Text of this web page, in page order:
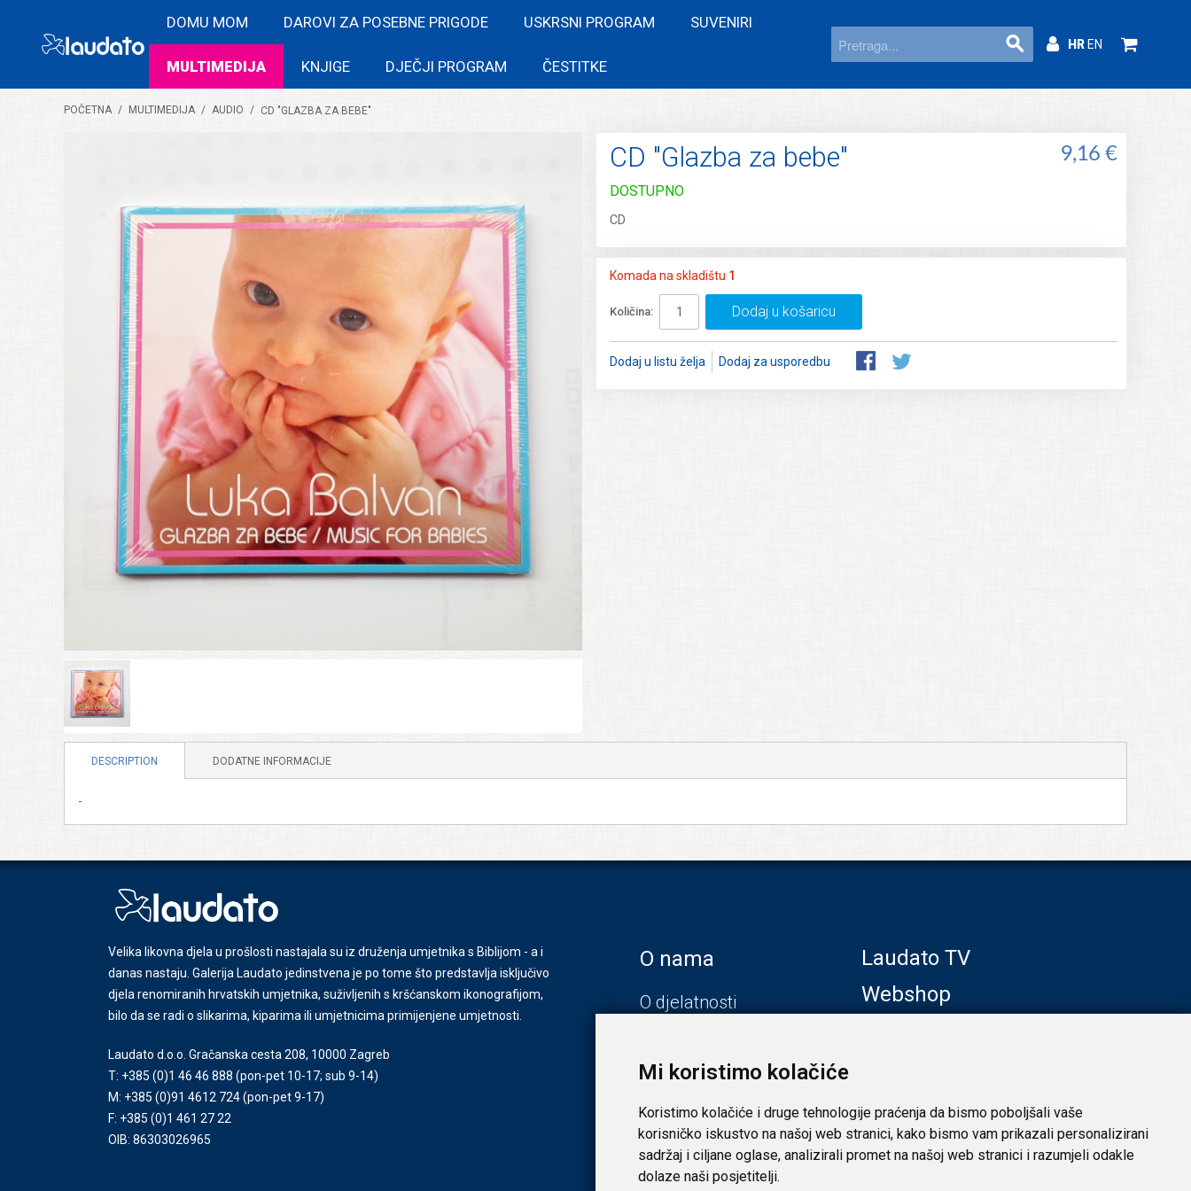
Mi koristimo kolačiće
Koristimo kolačiće i druge tehnologije praćenja da bismo poboljšali vaše
korisničko iskustvo na našoj web stranici, kako bismo vam prikazali personalizirani
sadržaj i ciljane oglase, analizirali promet na našoj web stranici i razumjeli odakle
dolaze naši posjetitelji.
DOMU MOM DAROVI ZA POSEBNE PRIGODE USKRSNI PROGRAM SUVENIRI
MULTIMEDIJA KNJIGE DJEČJI PROGRAM ČESTITKE
HREN
POČETNA / MULTIMEDIJA / AUDIO / CD "GLAZBA ZA BEBE"
CD "Glazba za bebe" 9,16 €
DOSTUPNO
CD
Komada na skladištu 1
Količina: Dodaj u košaricu
Dodaj u listu želja Dodaj za usporedbu
DESCRIPTION DODATNE INFORMACIJE
-
Velika likovna djela u prošlosti nastajala su iz druženja umjetnika s Biblijom - a i
danas nastaju. Galerija Laudato jedinstvena je po tome što predstavlja isključivo
djela renomiranih hrvatskih umjetnika, suživljenih s kršćanskom ikonografijom,
bilo da se radi o slikarima, kiparima ili umjetnicima primijenjene umjetnosti.
Laudato d.o.o. Gračanska cesta 208, 10000 Zagreb
T: +385 (0)1 46 46 888 (pon-pet 10-17; sub 9-14)
M: +385 (0)91 4612 724(pon-pet 9-17)
F: +385 (0)1 461 27 22
OIB: 86303026965
O nama
O djelatnosti
Zadar
Laudato TV
Webshop